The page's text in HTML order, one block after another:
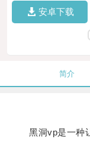
安卓下载
简介
黑洞vp是一种让